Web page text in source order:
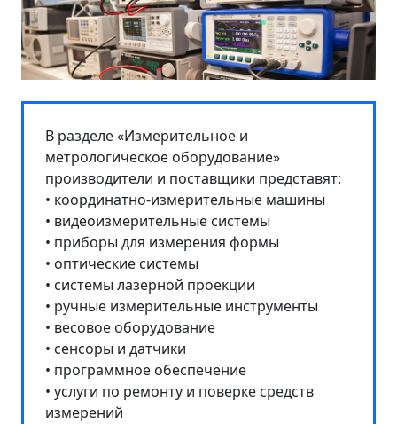
В разделе «Измерительное и
метрологическое оборудование»
производители и поставщики представят:
• координатно-измерительные машины
• видеоизмерительные системы
• приборы для измерения формы
• оптические системы
• системы лазерной проекции
• ручные измерительные инструменты
• весовое оборудование
• сенсоры и датчики
• программное обеспечение
• услуги по ремонту и поверке средств
измерений